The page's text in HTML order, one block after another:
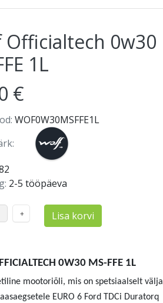
Officialtech 0w30
1L
€
WOF0W30MSFFE1L
2-5 tööpäeva
Lisa korvi
0W30 MS-FFE 1L
mootoriõli, mis on spetsiaalselt välja
EURO 6 Ford TDCi Duratorq